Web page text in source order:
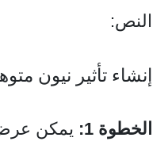
النص:
إنشاء تأثير نيون
الخطوة 1:
يمكن عرض